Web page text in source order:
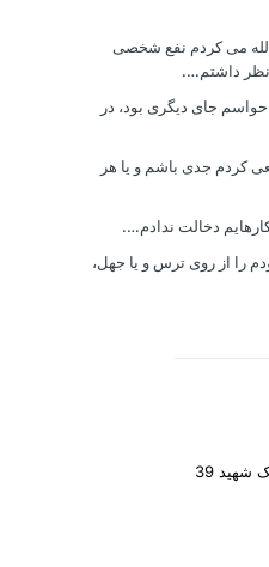
الله می کردم نفع شخصی
نظر داشتم….
حواسم جای دیگری بود، در
کردم جدی باشم و یا هر
دخالت ندادم….
را از روی ترس و یا جهل،
39